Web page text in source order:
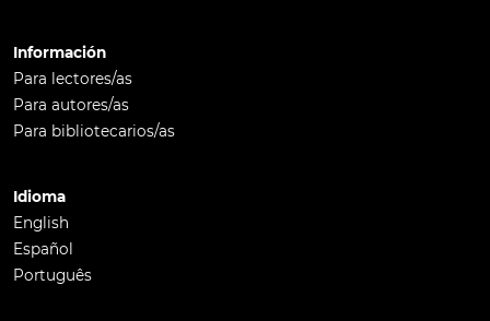
Información
Para lectores/as
Para autores/as
Para bibliotecarios/as
Idioma
English
Español
Português